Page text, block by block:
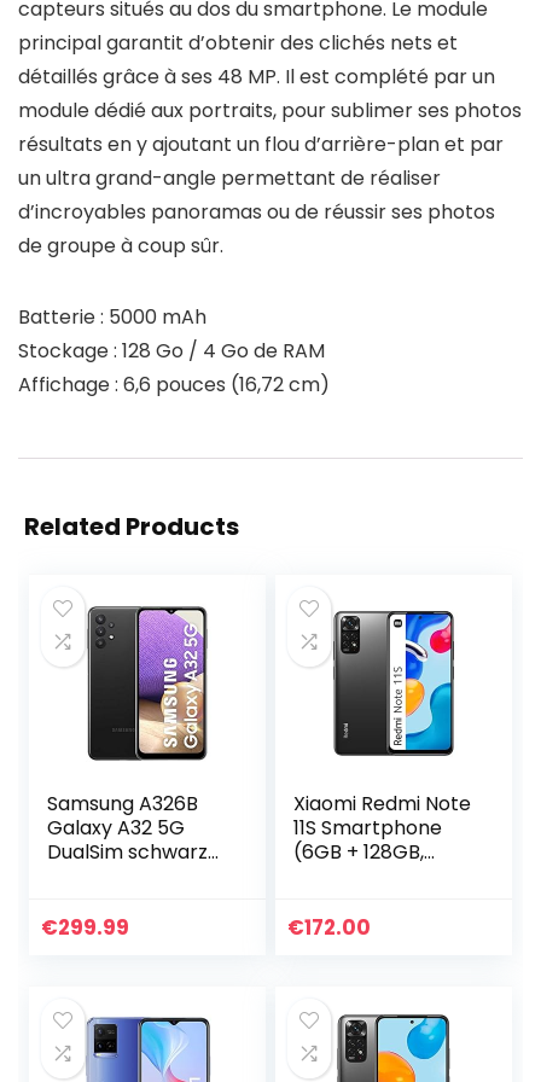
capteurs situés au dos du smartphone. Le module
principal garantit d’obtenir des clichés nets et
détaillés grâce à ses 48 MP. Il est complété par un
module dédié aux portraits, pour sublimer ses photos
résultats en y ajoutant un flou d’arrière-plan et par
un ultra grand-angle permettant de réaliser
d’incroyables panoramas ou de réussir ses photos
de groupe à coup sûr.
Batterie : 5000 mAh
Stockage : 128 Go / 4 Go de RAM
Affichage : 6,6 pouces (16,72 cm)
Related Products
Samsung A326B
Galaxy A32 5G
DualSim schwarz
€299.99
Xiaomi Redmi Note
11S Smartphone
(6GB + 128GB,
€172.00